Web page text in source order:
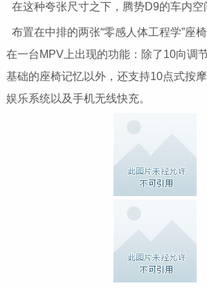
在这种夸张尺寸之下，腾势D9的车内空
布置在中排的两张“零感人体工程学”座
在一台MPV上出现的功能：除了10向调
基础的座椅记忆以外，还支持10点式按
娱乐系统以及手机无线快充。